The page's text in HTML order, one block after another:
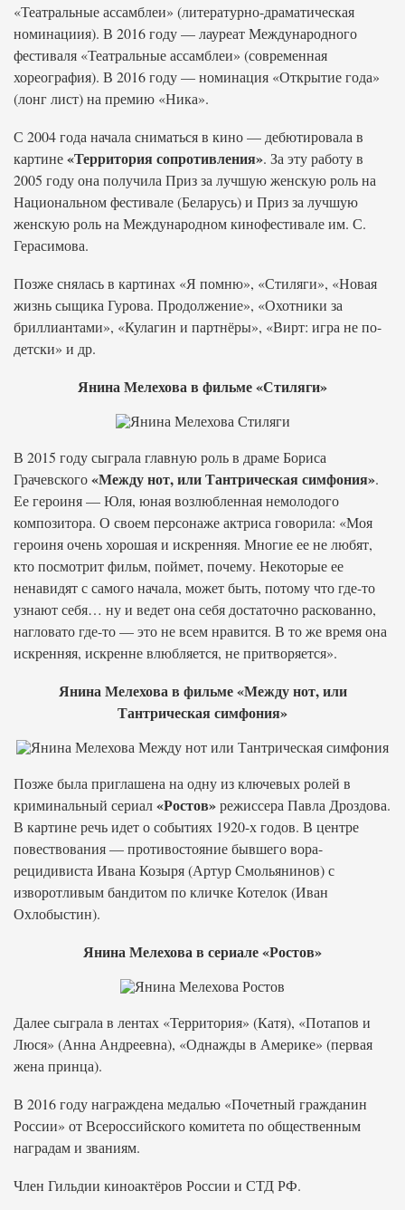
«Театральные ассамблеи» (литературно-драматическая
номинациия). В 2016 году — лауреат Международного
фестиваля «Театральные ассамблеи» (современная
хореография). В 2016 году — номинация «Открытие года»
(лонг лист) на премию «Ника».
С 2004 года начала сниматься в кино — дебютировала в
картине«Территория сопротивления». За эту работу в
2005 году она получила Приз за лучшую женскую роль на
Национальном фестивале (Беларусь) и Приз за лучшую
женскую роль на Международном кинофестивале им. С.
Герасимова.
Позже снялась в картинах «Я помню», «Стиляги», «Новая
жизнь сыщика Гурова. Продолжение», «Охотники за
бриллиантами», «Кулагин и партнёры», «Вирт: игра не по-
детски» и др.
Янина Мелехова в фильме «Стиляги»
В 2015 году сыграла главную роль в драме Бориса
Грачевского«Между нот, или Тантрическая симфония».
Ее героиня — Юля, юная возлюбленная немолодого
композитора. О своем персонаже актриса говорила: «Моя
героиня очень хорошая и искренняя. Многие ее не любят,
кто посмотрит фильм, поймет, почему. Некоторые ее
ненавидят с самого начала, может быть, потому что где-то
узнают себя… ну и ведет она себя достаточно раскованно,
нагловато где-то — это не всем нравится. В то же время она
искренняя, искренне влюбляется, не притворяется».
Янина Мелехова в фильме «Между нот, или
Тантрическая симфония»
Позже была приглашена на одну из ключевых ролей в
криминальный сериал«Ростов»режиссера Павла Дроздова.
В картине речь идет о событиях 1920-х годов. В центре
повествования — противостояние бывшего вора-
рецидивиста Ивана Козыря (Артур Смольянинов) с
изворотливым бандитом по кличке Котелок (Иван
Охлобыстин).
Янина Мелехова в сериале «Ростов»
Далее сыграла в лентах «Территория» (Катя), «Потапов и
Люся» (Анна Андреевна), «Однажды в Америке» (первая
жена принца).
В 2016 году награждена медалью «Почетный гражданин
России» от Всероссийского комитета по общественным
наградам и званиям.
Член Гильдии киноактёров России и СТД РФ.